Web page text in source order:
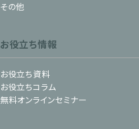
その他
お役立ち情報
お役立ち資料
お役立ちコラム
無料オンラインセミナー